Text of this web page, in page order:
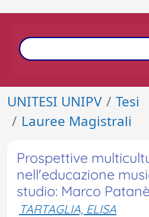
UNITESI UNIPV
Tesi
Lauree Magistrali
Prospettive
nell'educazione
studio: Marco Patanè
TARTAGLIA, ELISA